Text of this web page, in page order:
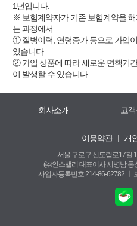
1년입니다.
※ 보험계약자가 기존 보험계약을
는 과정에서
① 질병이력, 연령증가 등으로 가입
있습니다.
② 가입 상품에 따라 새로운 면책기
이 발생할 수 있습니다.
회사소개 고
이용약관ㅣ 개
서울 구로구 신도림로17길
(㈜인스밸리 대표이사 서병남
사업자등록번호 214-86-62782 ㅣ